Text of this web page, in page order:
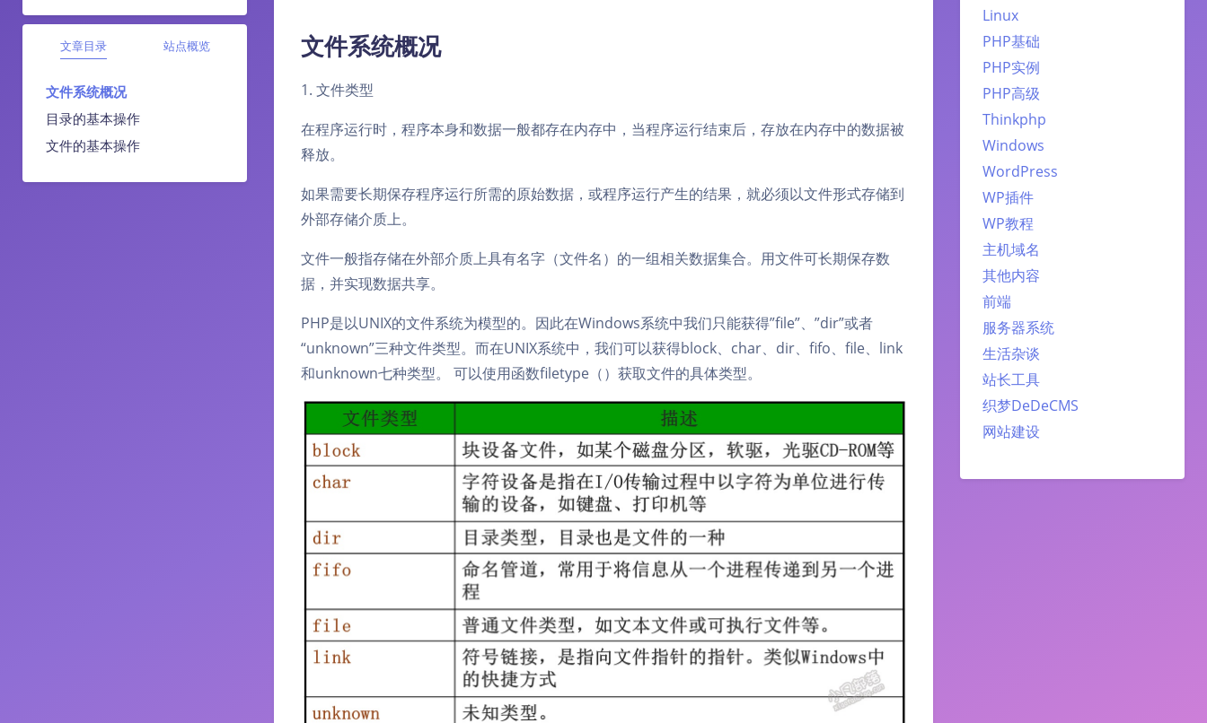
文章目录 站点概览
文件系统概况
目录的基本操作
文件的基本操作
Linux
PHP基础
PHP实例
PHP高级
Thinkphp
Windows
WordPress
WP插件
WP教程
主机域名
其他内容
前端
服务器系统
生活杂谈
站长工具
织梦DeDeCMS
网站建设
文件系统概况
1. 文件类型
在程序运行时，程序本身和数据一般都存在内存中，当程序运行结束后，存放在内存中的数据被
释放。
如果需要长期保存程序运行所需的原始数据，或程序运行产生的结果，就必须以文件形式存储到
外部存储介质上。
文件一般指存储在外部介质上具有名字（文件名）的一组相关数据集合。用文件可长期保存数
据，并实现数据共享。
PHP是以UNIX的文件系统为模型的。因此在Windows系统中我们只能获得”file”、”dir”或者
“unknown”三种文件类型。而在UNIX系统中，我们可以获得block、char、dir、fifo、file、link
和unknown七种类型。 可以使用函数filetype（）获取文件的具体类型。